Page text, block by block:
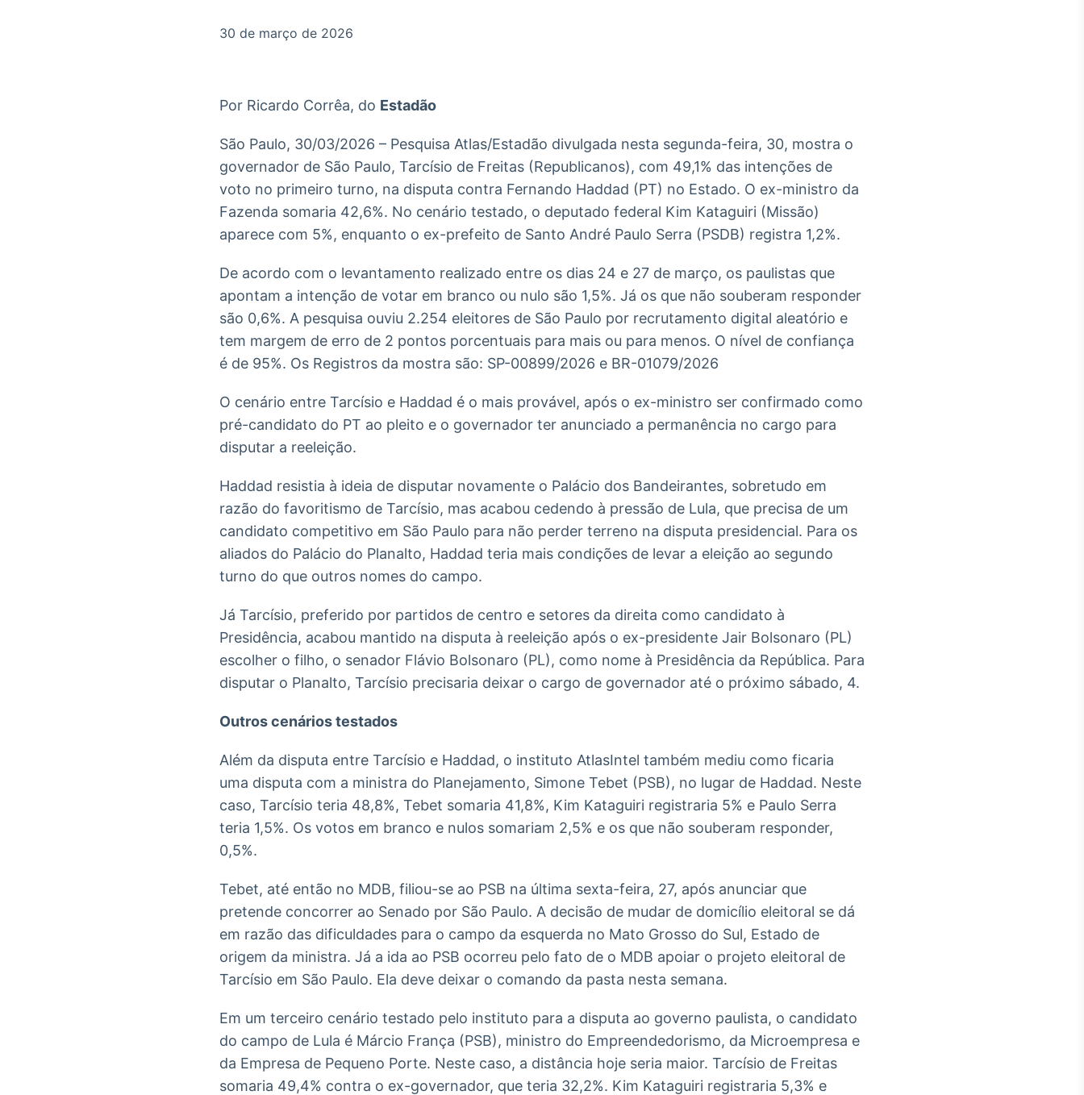
Plataforma para
negociação de
APIs para
integração de
Broadcast
inteligente de
notícias e
conteúdos
Broadcast
A melhor
plataforma para
analisar fundos
de investimento
no Brasil
IA
Em breve
Em breve Em breve
Em breve
30 de março de 2026
Por Ricardo Corrêa, do Estadão
São Paulo, 30/03/2026 – Pesquisa Atlas/Estadão divulgada nesta segunda-feira, 30, mostra o
governador de São Paulo, Tarcísio de Freitas (Republicanos), com 49,1% das intenções de
voto no primeiro turno, na disputa contra Fernando Haddad (PT) no Estado. O ex-ministro da
Fazenda somaria 42,6%. No cenário testado, o deputado federal Kim Kataguiri (Missão)
aparece com 5%, enquanto o ex-prefeito de Santo André Paulo Serra (PSDB) registra 1,2%.
De acordo com o levantamento realizado entre os dias 24 e 27 de março, os paulistas que
apontam a intenção de votar em branco ou nulo são 1,5%. Já os que não souberam responder
são 0,6%. A pesquisa ouviu 2.254 eleitores de São Paulo por recrutamento digital aleatório e
tem margem de erro de 2 pontos porcentuais para mais ou para menos. O nível de confiança
é de 95%. Os Registros da mostra são: SP-00899/2026 e BR-01079/2026
O cenário entre Tarcísio e Haddad é o mais provável, após o ex-ministro ser confirmado como
pré-candidato do PT ao pleito e o governador ter anunciado a permanência no cargo para
disputar a reeleição.
Haddad resistia à ideia de disputar novamente o Palácio dos Bandeirantes, sobretudo em
razão do favoritismo de Tarcísio, mas acabou cedendo à pressão de Lula, que precisa de um
candidato competitivo em São Paulo para não perder terreno na disputa presidencial. Para os
aliados do Palácio do Planalto, Haddad teria mais condições de levar a eleição ao segundo
turno do que outros nomes do campo.
Já Tarcísio, preferido por partidos de centro e setores da direita como candidato à
Presidência, acabou mantido na disputa à reeleição após o ex-presidente Jair Bolsonaro (PL)
escolher o filho, o senador Flávio Bolsonaro (PL), como nome à Presidência da República. Para
disputar o Planalto, Tarcísio precisaria deixar o cargo de governador até o próximo sábado, 4.
Outros cenários testados
Além da disputa entre Tarcísio e Haddad, o instituto AtlasIntel também mediu como ficaria
uma disputa com a ministra do Planejamento, Simone Tebet (PSB), no lugar de Haddad. Neste
caso, Tarcísio teria 48,8%, Tebet somaria 41,8%, Kim Kataguiri registraria 5% e Paulo Serra
teria 1,5%. Os votos em branco e nulos somariam 2,5% e os que não souberam responder,
0,5%.
Tebet, até então no MDB, filiou-se ao PSB na última sexta-feira, 27, após anunciar que
pretende concorrer ao Senado por São Paulo. A decisão de mudar de domicílio eleitoral se dá
em razão das dificuldades para o campo da esquerda no Mato Grosso do Sul, Estado de
origem da ministra. Já a ida ao PSB ocorreu pelo fato de o MDB apoiar o projeto eleitoral de
Tarcísio em São Paulo. Ela deve deixar o comando da pasta nesta semana.
Em um terceiro cenário testado pelo instituto para a disputa ao governo paulista, o candidato
do campo de Lula é Márcio França (PSB), ministro do Empreendedorismo, da Microempresa e
da Empresa de Pequeno Porte. Neste caso, a distância hoje seria maior. Tarcísio de Freitas
somaria 49,4% contra o ex-governador, que teria 32,2%. Kim Kataguiri registraria 5,3% e